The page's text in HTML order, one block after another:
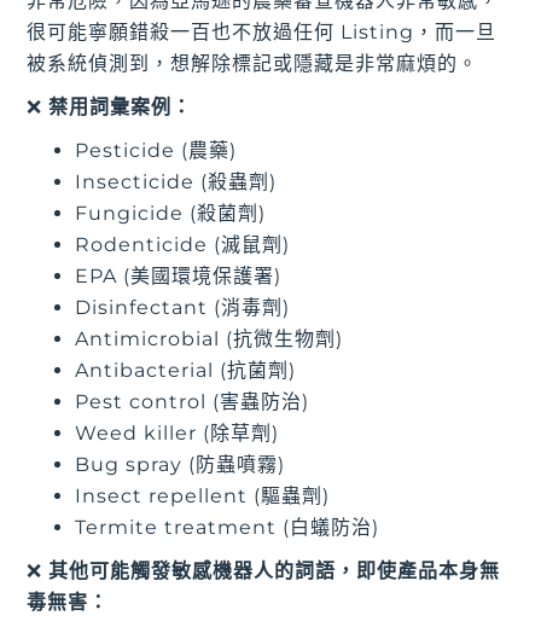
很可能寧願錯殺一百也不放過任何 Listing，而一旦
被系統偵測到，想解除標記或隱藏是非常麻煩的。
❌禁用詞彙案例：
Pesticide (農藥)
Insecticide (殺蟲劑)
Fungicide (殺菌劑)
Rodenticide (滅鼠劑)
EPA (美國環境保護署)
Disinfectant (消毒劑)
Antimicrobial (抗微生物劑)
Antibacterial (抗菌劑)
Pest control (害蟲防治)
Weed killer (除草劑)
Bug spray (防蟲噴霧)
Insect repellent (驅蟲劑)
Termite treatment (白蟻防治)
❌其他可能觸發敏感機器人的詞語，即使產品本身無
毒無害：